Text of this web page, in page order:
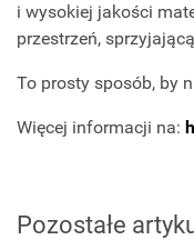
i wysokiej jakości
przestrzeń,
To prosty sposób, by
Więcej informacji na:
Pozostałe